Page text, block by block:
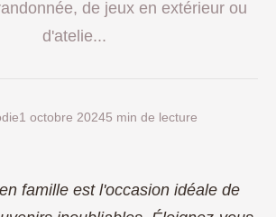
de jeux en extérieur ou
d'atelie...
1 octobre 20245 min de lecture
famille est l'occasion idéale de